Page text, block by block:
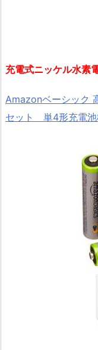
充電式ニッケル水素
Amazonベーシック
セット 単4形充電池